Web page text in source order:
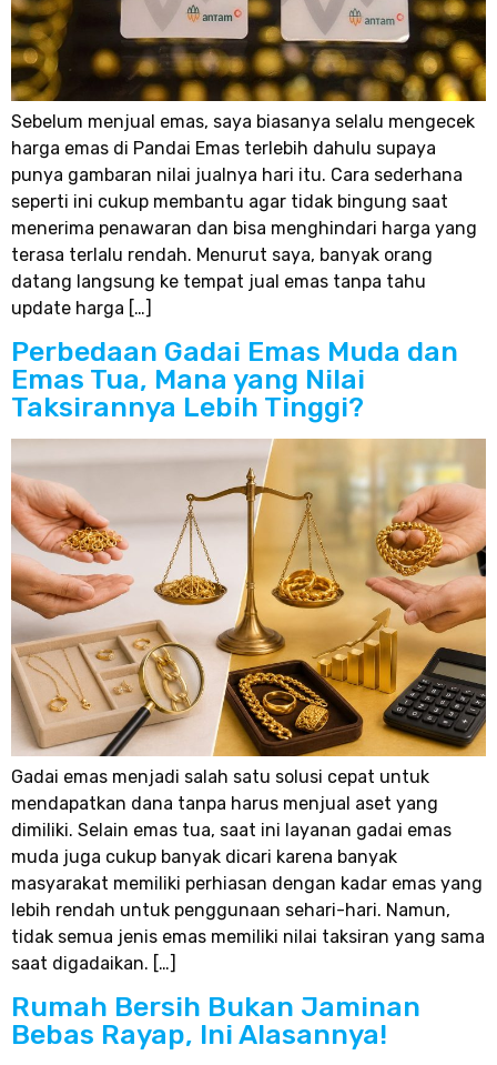
Sebelum menjual emas, saya biasanya selalu mengecek
harga emas di Pandai Emas terlebih dahulu supaya
punya gambaran nilai jualnya hari itu. Cara sederhana
seperti ini cukup membantu agar tidak bingung saat
menerima penawaran dan bisa menghindari harga yang
terasa terlalu rendah. Menurut saya, banyak orang
datang langsung ke tempat jual emas tanpa tahu
update harga […]
Perbedaan Gadai Emas Muda dan
Emas Tua, Mana yang Nilai
Taksirannya Lebih Tinggi?
Gadai emas menjadi salah satu solusi cepat untuk
mendapatkan dana tanpa harus menjual aset yang
dimiliki. Selain emas tua, saat ini layanan gadai emas
muda juga cukup banyak dicari karena banyak
masyarakat memiliki perhiasan dengan kadar emas yang
lebih rendah untuk penggunaan sehari-hari. Namun,
tidak semua jenis emas memiliki nilai taksiran yang sama
saat digadaikan. […]
Rumah Bersih Bukan Jaminan
Bebas Rayap, Ini Alasannya!